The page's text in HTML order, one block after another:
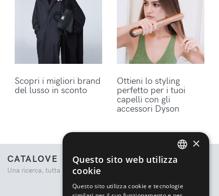
Scopri i migliori brand
del lusso in sconto
Ottieni lo styling
perfetto per i tuoi
capelli con gli
accessori Dyson
CATALOVE
Una ricerca, tutta la moda.
×
Questo sito web utilizza
cookie
Questo sito utilizza cookie e tecnologie